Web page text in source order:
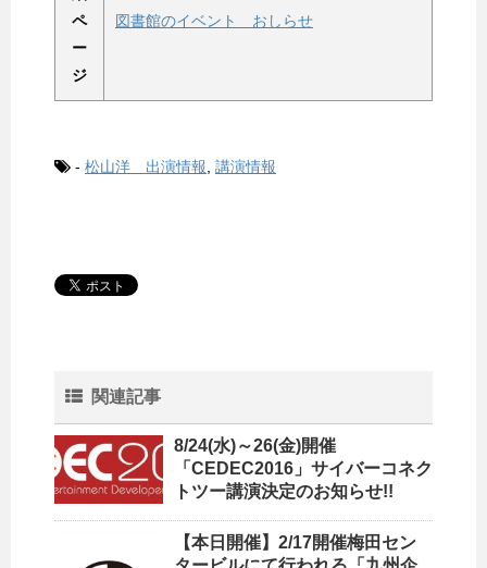
ペ
ー
ジ
図書館のイベント おしらせ
- 松山洋 出演情報, 講演情報
関連記事
8/24(水)～26(金)開催
「CEDEC2016」サイバーコネク
トツー講演決定のお知らせ!!
【本日開催】2/17開催梅田セン